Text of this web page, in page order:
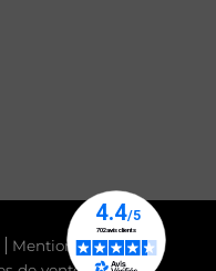
Mentions légales